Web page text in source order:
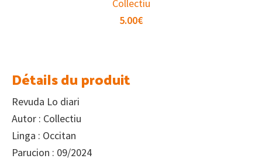
Collectiu
5.00€
Détails du produit
Revuda Lo diari
Autor : Collectiu
Linga : Occitan
Parucion : 09/2024